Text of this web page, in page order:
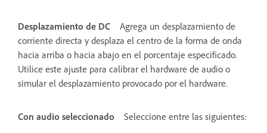
Desplazamiento de DC
Agrega un desplazamiento de
corriente directa y desplaza el centro de la forma de onda
hacia arriba o hacia abajo en el porcentaje especificado.
Utilice este ajuste para calibrar el hardware de audio o
simular el desplazamiento provocado por el hardware.
Con audio seleccionado
Seleccione entre las siguientes: